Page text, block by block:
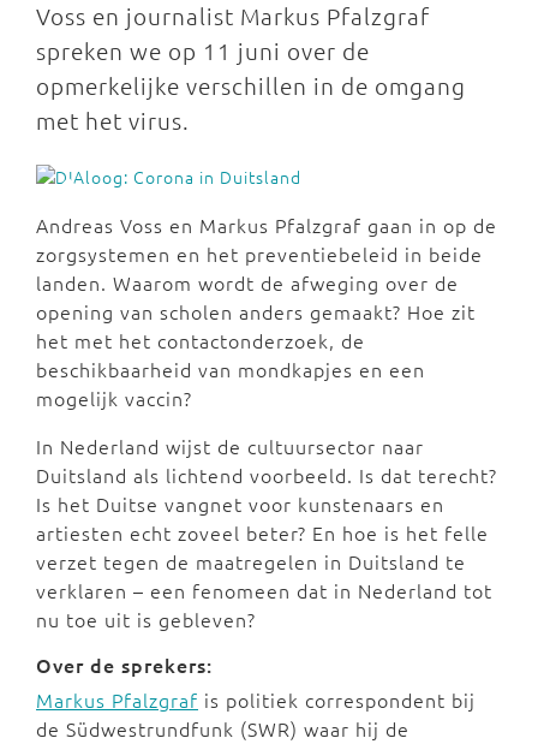
Voss en journalist Markus Pfalzgraf
spreken we op 11 juni over de
opmerkelijke verschillen in de omgang
met het virus.
Andreas Voss en Markus Pfalzgraf gaan in op de
zorgsystemen en het preventiebeleid in beide
landen. Waarom wordt de afweging over de
opening van scholen anders gemaakt? Hoe zit
het met het contactonderzoek, de
beschikbaarheid van mondkapjes en een
mogelijk vaccin?
In Nederland wijst de cultuursector naar
Duitsland als lichtend voorbeeld. Is dat terecht?
Is het Duitse vangnet voor kunstenaars en
artiesten echt zoveel beter? En hoe is het felle
verzet tegen de maatregelen in Duitsland te
verklaren – een fenomeen dat in Nederland tot
nu toe uit is gebleven?
Over de sprekers:
Markus Pfalzgraf is politiek correspondent bij
de Südwestrundfunk (SWR) waar hij de